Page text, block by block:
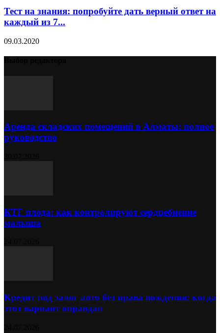
Тест на знания: попробуйте дать верный ответ на
каждый из 7...
09.03.2020
Аренда складских помещений в Алматы: полное
руководство
КТГ плода: как контролируют сердцебиение
малыша
Кредит под залог авто без права вождения: когда
этот вариант оправдан